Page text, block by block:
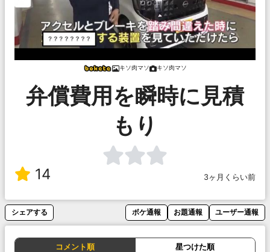
キソ肉マソ キソ肉マソ
弁償費用を瞬時に見積
もり
14 3ヶ月くらい前
シェアする ボケ通報 お題通報 ユーザー通報
コメント順 星つけた順